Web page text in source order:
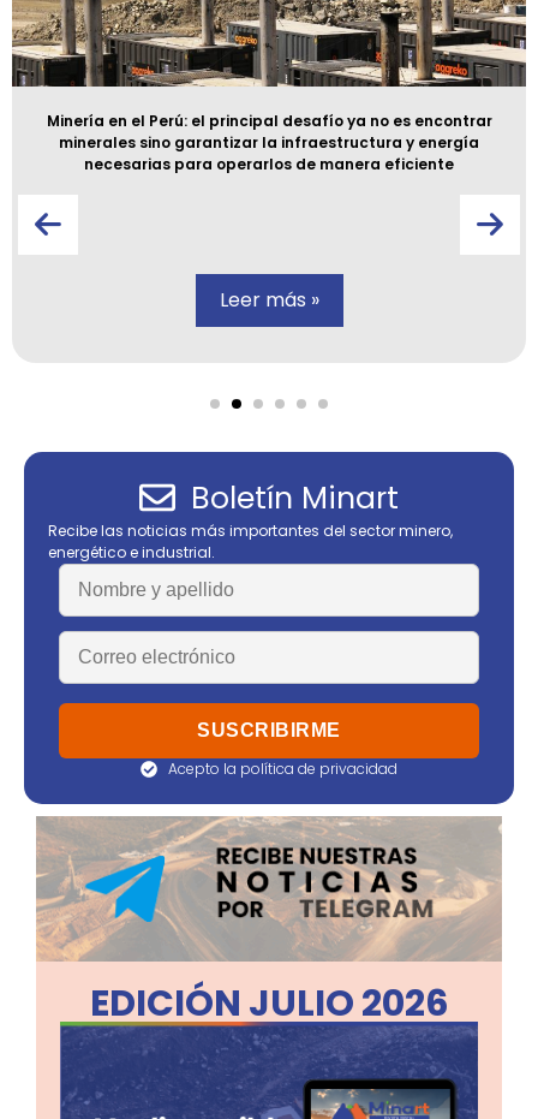
Minería en el Perú: el principal desafío ya no es encontrar
minerales sino garantizar la infraestructura y energía
necesarias para operarlos de manera eficiente
Leer más »
Boletín Minart
Recibe las noticias más importantes del sector minero,
energético e industrial.
Acepto la política de privacidad
EDICIÓN JULIO 2026